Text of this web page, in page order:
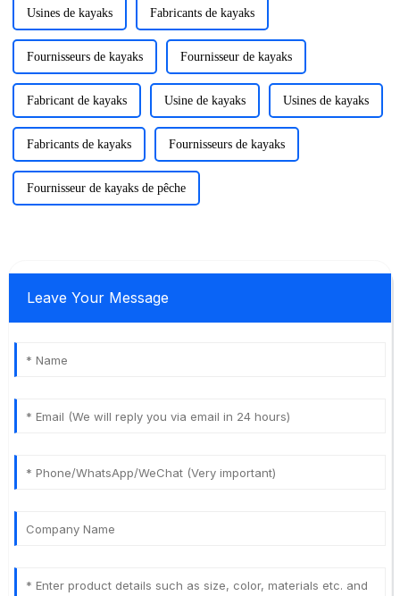
Usines de kayaks Fabricants de kayaks
Fournisseurs de kayaks Fournisseur de kayaks
Fabricant de kayaks Usine de kayaks Usines de kayaks
Fabricants de kayaks Fournisseurs de kayaks
Fournisseur de kayaks de pêche
Leave Your Message